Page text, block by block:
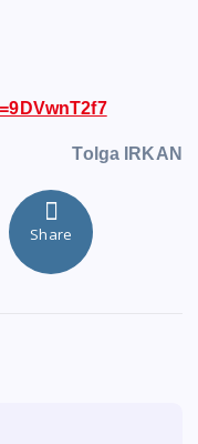
Tolga IRKAN
Share